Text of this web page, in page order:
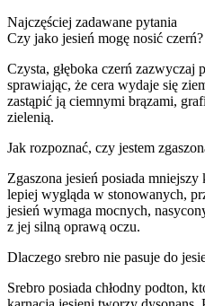
Najczęściej zadawane pytania
Czy jako jesień mogę nosić czerń?
Czysta, głęboka czerń zazwyczaj
sprawiając, że cera wydaje się
zastąpić ją ciemnymi brązami,
zielenią.
Jak rozpoznać, czy jestem
Zgaszona jesień posiada
lepiej wygląda w stonowanych,
jesień wymaga mocnych,
z jej silną oprawą oczu.
Dlaczego srebro nie pasuje do
Srebro posiada chłodny podton,